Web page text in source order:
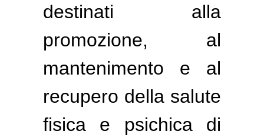
destinati alla
promozione, al
mantenimento e al
recupero della salute
fisica e psichica di